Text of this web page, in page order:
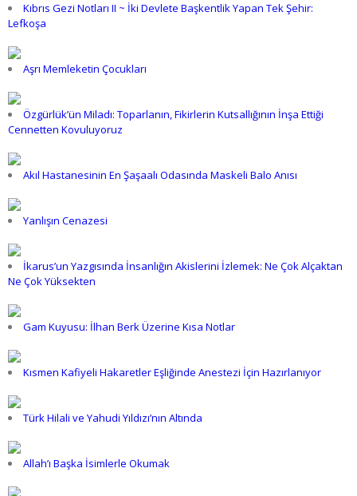
Kıbrıs Gezi Notları II ~ İki Devlete Başkentlik Yapan Tek Şehir:
Lefkoşa
Aşrı Memleketin Çocukları
Özgürlük’ün Miladı: Toparlanın, Fikirlerin Kutsallığının İnşa Ettiği
Cennetten Kovuluyoruz
Akıl Hastanesinin En Şaşaalı Odasında Maskeli Balo Anısı
Yanlışın Cenazesi
İkarus’un Yazgısında İnsanlığın Akislerini İzlemek: Ne Çok Alçaktan
Ne Çok Yüksekten
Gam Kuyusu: İlhan Berk Üzerine Kısa Notlar
Kısmen Kafiyeli Hakaretler Eşliğinde Anestezi İçin Hazırlanıyor
Türk Hilali ve Yahudi Yıldızı’nın Altında
Allah’ı Başka İsimlerle Okumak